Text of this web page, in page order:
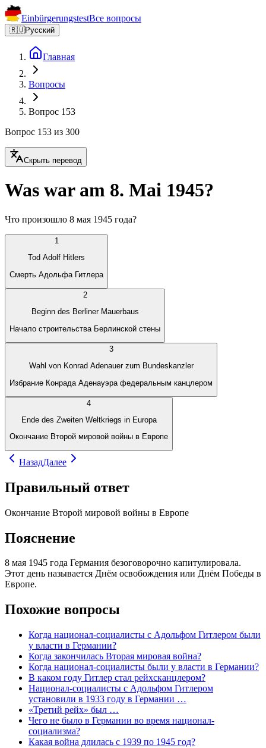
EinbürgerungstestВсе вопросы
🇷🇺Русский
Главная
Вопросы
Вопрос 153
Вопрос 153 из 300
Скрыть перевод
Was war am 8. Mai 1945?
Что произошло 8 мая 1945 года?
1
Tod Adolf Hitlers
Смерть Адольфа Гитлера
2
Beginn des Berliner Mauerbaus
Начало строительства Берлинской стены
3
Wahl von Konrad Adenauer zum Bundeskanzler
Избрание Конрада Аденауэра федеральным канцлером
4
Ende des Zweiten Weltkriegs in Europa
Окончание Второй мировой войны в Европе
НазадДалее
Правильный ответ
Окончание Второй мировой войны в Европе
Пояснение
8 мая 1945 года Германия безоговорочно капитулировала.
Этот день называется Днём освобождения или Днём Победы в
Европе.
Похожие вопросы
Когда национал-социалисты с Адольфом Гитлером были
у власти в Германии?
Когда закончилась Вторая мировая война?
Когда национал-социалисты были у власти в Германии?
В каком году Гитлер стал рейхсканцлером?
Национал-социалисты с Адольфом Гитлером
установили в 1933 году в Германии …
«Третий рейх» был …
Чего не было в Германии во время национал-
социализма?
Какая война длилась с 1939 по 1945 год?